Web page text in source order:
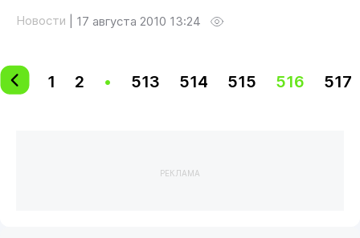
Новости 17 августа 2010 13:24
1 2 • 513 514 515 516 517
РЕКЛАМА